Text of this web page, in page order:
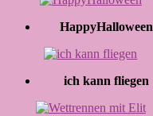
HappyHalloween
ich kann fliegen